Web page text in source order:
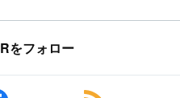
をフォロー